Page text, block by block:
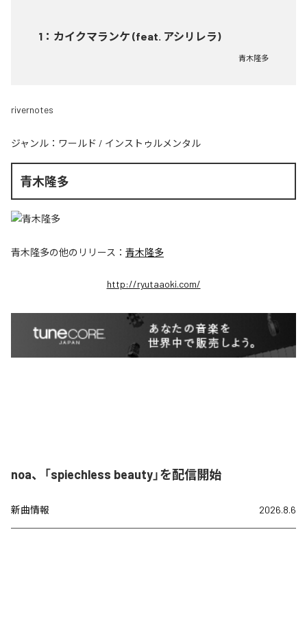
1 ： カイクマランケ (feat. アシリレラ)
青木隆多
rivernotes
ジャンル： ワールド / インストゥルメンタル
青木隆多
青木隆多の他のリリース： 青木隆多
http://ryutaaoki.com/
noa、「spiechless beauty」を配信開始
新曲情報 2026.8.6